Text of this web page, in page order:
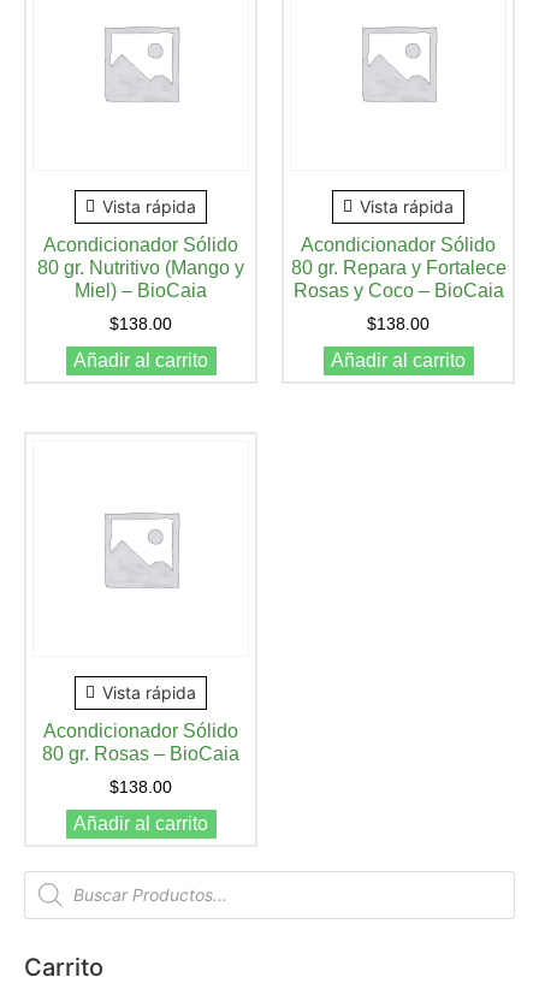
Vista rápida
Acondicionador Sólido
80 gr. Nutritivo (Mango y
Miel) – BioCaia
$138.00
Añadir al carrito
Vista rápida
Acondicionador Sólido
80 gr. Repara y Fortalece
Rosas y Coco – BioCaia
$138.00
Añadir al carrito
Vista rápida
Acondicionador Sólido
80 gr. Rosas – BioCaia
$138.00
Añadir al carrito
Carrito